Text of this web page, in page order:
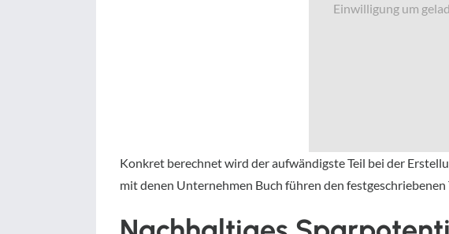
Einwilligung um
Konkret berechnet wird der aufwändigste Teil bei der
mit denen Unternehmen Buch führen den